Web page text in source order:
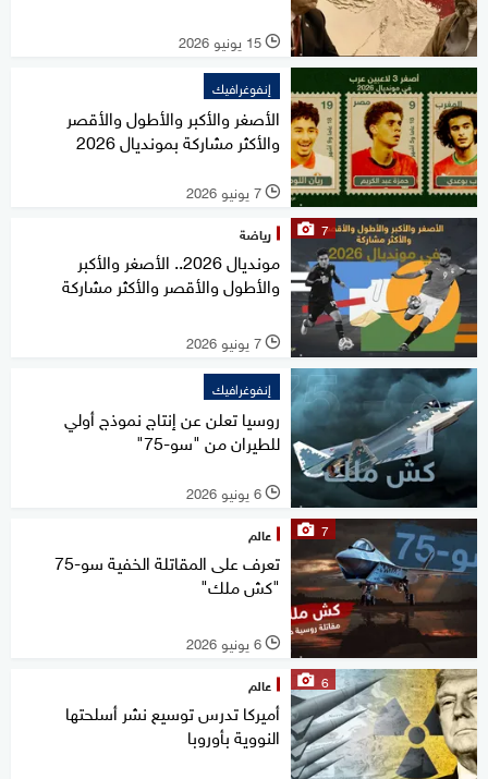
l 15 يونيو 2026
إنفوغرافيك
الأصغر والأكبر والأطول والأقصر
والأكثر مشاركة بمونديال 2026
l 7 يونيو 2026
7 رياضة
مونديال 2026.. الأصغر والأكبر
والأطول والأقصر والأكثر مشاركة
l 7 يونيو 2026
إنفوغرافيك
روسيا تعلن عن إنتاج نموذج أولي
للطيران من "سو-75"
l 6 يونيو 2026
7 عالم
تعرف على المقاتلة الخفية سو-75
"كش ملك"
l 6 يونيو 2026
6 عالم
أميركا تدرس توسيع نشر أسلحتها
النووية بأوروبا